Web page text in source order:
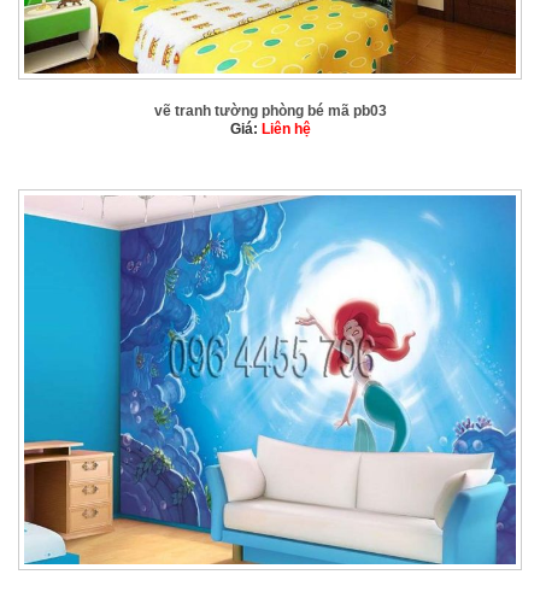
vẽ tranh tường phòng bé mã pb03
Giá: Liên hệ